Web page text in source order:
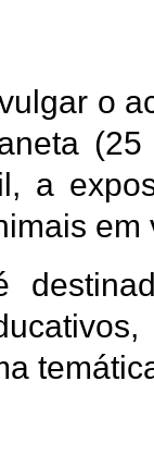
o
(25
a